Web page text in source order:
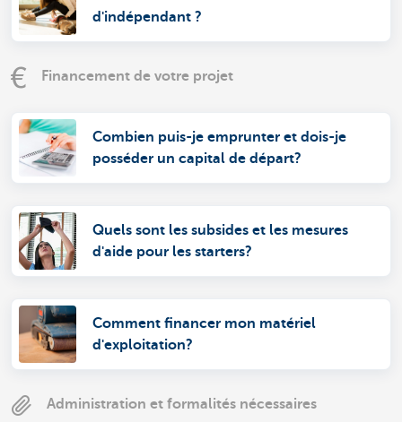
d'indépendant ?
Financement de votre projet
Combien puis-je emprunter et dois-je
posséder un capital de départ?
Quels sont les subsides et les mesures
d'aide pour les starters?
Comment financer mon matériel
d'exploitation?
Administration et formalités nécessaires